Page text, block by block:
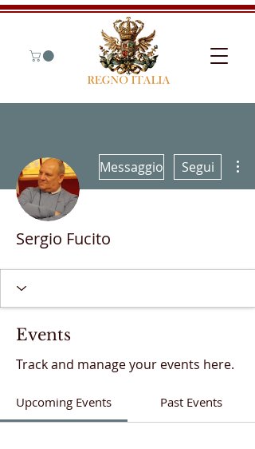
Messaggio Segui
Sergio Fucito
Events
Track and manage your events here.
Upcoming Events Past Events